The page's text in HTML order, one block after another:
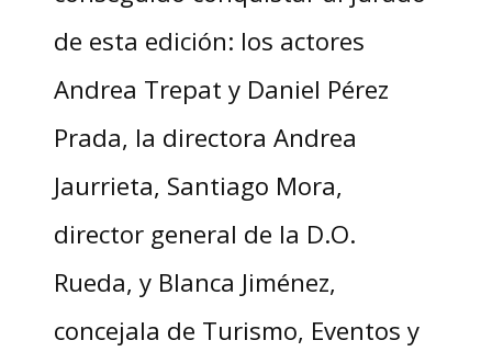
de esta edición: los actores
Andrea Trepat y Daniel Pérez
Prada, la directora Andrea
Jaurrieta, Santiago Mora,
director general de la D.O.
Rueda, y Blanca Jiménez,
concejala de Turismo, Eventos y